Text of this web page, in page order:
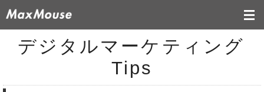
デジタルマーケティング
Tips